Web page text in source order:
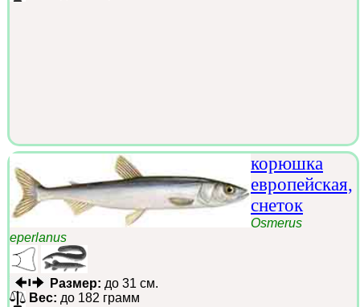
корюшка
европейская,
снеток
Osmerus
eperlanus
Размер: до 31 см.
Вес: до 182 грамм